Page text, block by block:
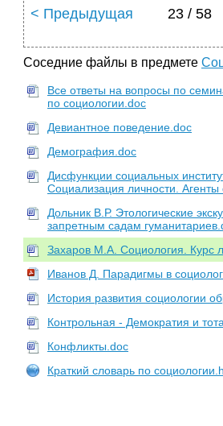
< Предыдущая 23 / 58
Соседние файлы в предмете
Все ответы на вопросы по
по социологии.doc
Девиантное поведение.doc
Демография.doc
Дисфункции социальных
Социализация личности.
Дольник В.Р. Этологические
запретным садам
Захаров М.А. Социология. Курс
Иванов Д. Парадигмы в
История развития социологии
Контрольная - Демократия и
Конфликты.doc
Краткий словарь по